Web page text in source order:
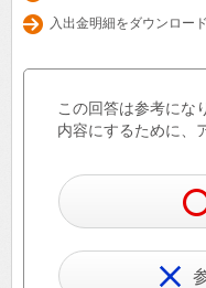
入出金明細をダウンロー
この回答は参考にな
内容にするために、